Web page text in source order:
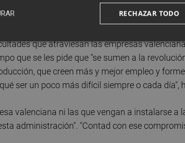
día"
que atraviesan las empresas
que se les pide que "se sumen a la
que creen más y mejor empleo y
ser un poco más difícil siempre o cada día",
valenciana ni las que vengan a instalarse a
administración". "Contad con ese
RECHAZAR TODO